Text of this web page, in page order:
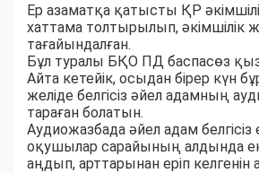
Ер азаматқа қатысты ҚР
хаттама толтырылып, әкімшілік
тағайындалған.
Бұл туралы БҚО ПД баспасөз
Айта кетейік, осыдан бірер күн
желіде белгісіз әйел адамның
тараған болатын.
Аудиожазбада әйел адам
оқушылар сарайының алдында
аңдып, арттарынан еріп келгенін